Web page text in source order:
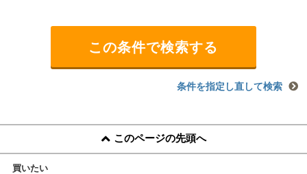
条件を指定し直して検索
このページの先頭へ
買いたい